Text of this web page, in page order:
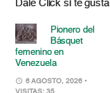
Dale Click si te gusta
Pionero del
Básquet
femenino en
Venezuela
6 AGOSTO, 2026 •